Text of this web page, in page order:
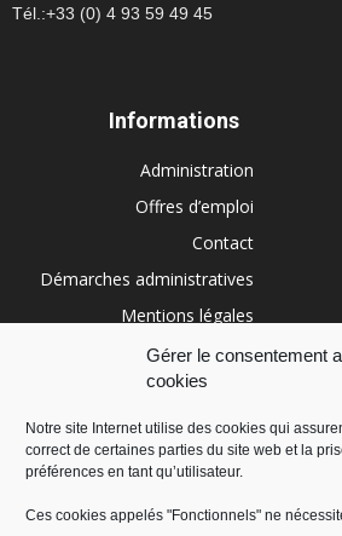
Gérer le consentement
cookies
Notre site Internet utilise des cookies qui
correct de certaines parties du site web et la
préférences en tant qu’utilisateur.
Ces cookies appelés "Fonctionnels" ne
Tél.:+33 (0) 4 93 59 49 45
Informations
Administration
Offres d’emploi
Contact
Démarches administratives
Mentions légales
Conditions générales
Politique de cookies (UE)
RÉGION SUD